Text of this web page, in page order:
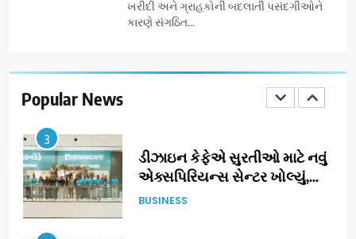
ખરીદી અને ગ્રાહકોની બદલાતી પસંદગીઓને
કારણે સંગઠિત...
Popular News
શરૂઆત
એક્સપિરિયન્સ સેન્ટર ખોલ્યું,
ગુજરાતમાં પોતાની હાજરી વધુ
4
ભારતના ભવિષ્યના કાર્યબળને
તૈયાર કરતાં: ટીમલીઝ સ્કિલ્સ
યુનિવર્સિટીએ 65 સ્નાતકોને ડિગ્રી
EDUCATION